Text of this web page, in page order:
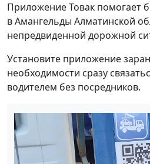
Приложение Товак помогает
в Амангельды Алматинской
непредвиденной дорожной
Установите приложение
необходимости сразу
водителем без посредников.